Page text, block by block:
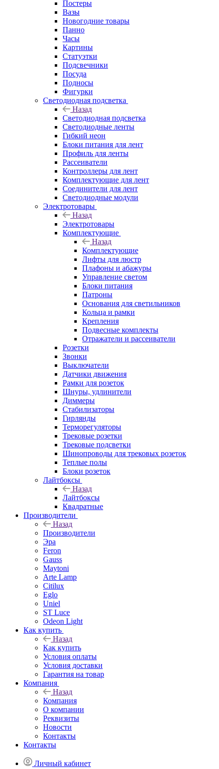
Постеры
Вазы
Новогодние товары
Панно
Часы
Картины
Статуэтки
Подсвечники
Посуда
Подносы
Фигурки
Светодиодная подсветка
Назад
Светодиодная подсветка
Светодиодные ленты
Гибкий неон
Блоки питания для лент
Профиль для ленты
Рассеиватели
Контроллеры для лент
Комплектующие для лент
Соединители для лент
Светодиодные модули
Электротовары
Назад
Электротовары
Комплектующие
Назад
Комплектующие
Лифты для люстр
Плафоны и абажуры
Управление светом
Блоки питания
Патроны
Основания для светильников
Кольца и рамки
Крепления
Подвесные комплекты
Отражатели и рассеиватели
Розетки
Звонки
Выключатели
Датчики движения
Рамки для розеток
Шнуры, удлинители
Диммеры
Стабилизаторы
Гирлянды
Терморегуляторы
Трековые розетки
Трековые подсветки
Шинопроводы для трековых розеток
Теплые полы
Блоки розеток
Лайтбоксы
Назад
Лайтбоксы
Квадратные
Производители
Назад
Производители
Эра
Feron
Gauss
Maytoni
Arte Lamp
Citilux
Eglo
Uniel
ST Luce
Odeon Light
Как купить
Назад
Как купить
Условия оплаты
Условия доставки
Гарантия на товар
Компания
Назад
Компания
О компании
Реквизиты
Новости
Контакты
Контакты
Личный кабинет